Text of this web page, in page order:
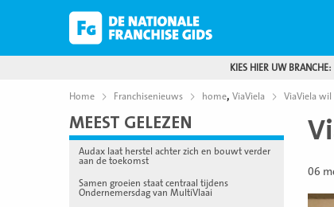
KIES HIER UW BRANCHE:
Home Franchisenieuws home, ViaViela ViaViela
MEEST GELEZEN
Audax laat herstel achter zich en bouwt verder
aan de toekomst
Samen groeien staat centraal tijdens
Ondernemersdag van MultiVlaai
06